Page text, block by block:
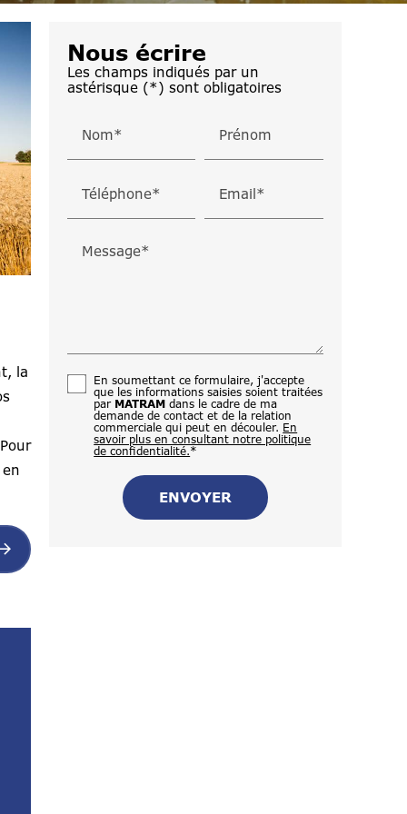
la
Nous écrire
Les champs indiqués par un
astérisque (*) sont obligatoires
Nom* Prénom
Téléphone* Email*
Message*
En soumettant ce formulaire, j'accepte
que les informations saisies soient traitées
par MATRAM dans le cadre de ma
demande de contact et de la relation
commerciale qui peut en découler. En
savoir plus en consultant notre politique
de confidentialité.*